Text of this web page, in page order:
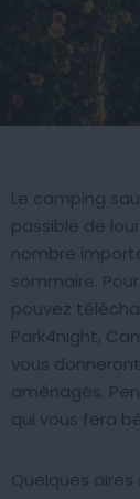
Le camping
passible de
nombre
sommaire.
pouvez
Park4night,
vous
aménagés.
qui vous fera
Quelques